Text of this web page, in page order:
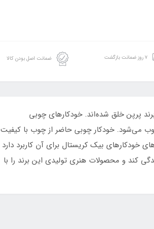
۷ روز ضمانت بازگشت ضمانت اصل بودن کالا
پرپن خلق شده‌اند. خودکارهای چوبی
می‌شود. خودکار چوبی حاضر از چوب با کیفیت
بیک کریستال برای آن کاربرد دارد
کند و محصولات هنری تولیدی این برند را با